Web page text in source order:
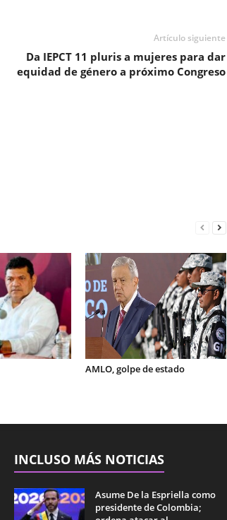
Artículo siguiente
Da IEPCT 11 pluris a mujeres para dar
equidad de género a próximo Congreso
AMLO, golpe de estado
INCLUSO MÁS NOTICIAS
Asume De la Espriella como
presidente de Colombia;